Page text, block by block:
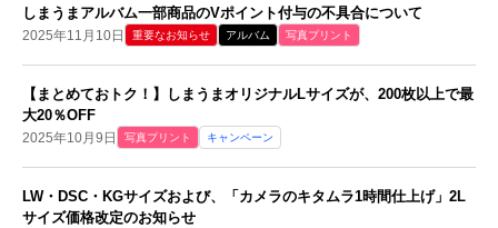
しまうまアルバム一部商品のVポイント付与の不具合について
2025年11月10日 重要なお知らせ アルバム 写真プリント
【まとめておトク！】しまうまオリジナルLサイズが、200枚以上で最
大20％OFF
2025年10月9日 写真プリント キャンペーン
LW・DSC・KGサイズおよび、「カメラのキタムラ1時間仕上げ」2L
サイズ価格改定のお知らせ